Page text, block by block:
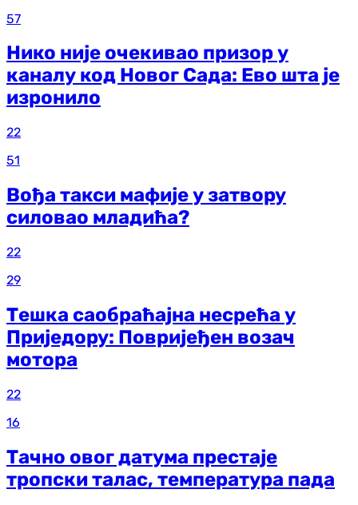
57
Нико није очекивао призор у
каналу код Новог Сада: Ево шта је
изронило
22
51
Вођа такси мафије у затвору
силовао младића?
22
29
Тешка саобраћајна несрећа у
Приједору: Повријеђен возач
мотора
22
16
Тачно овог датума престаје
тропски талас, температура пада